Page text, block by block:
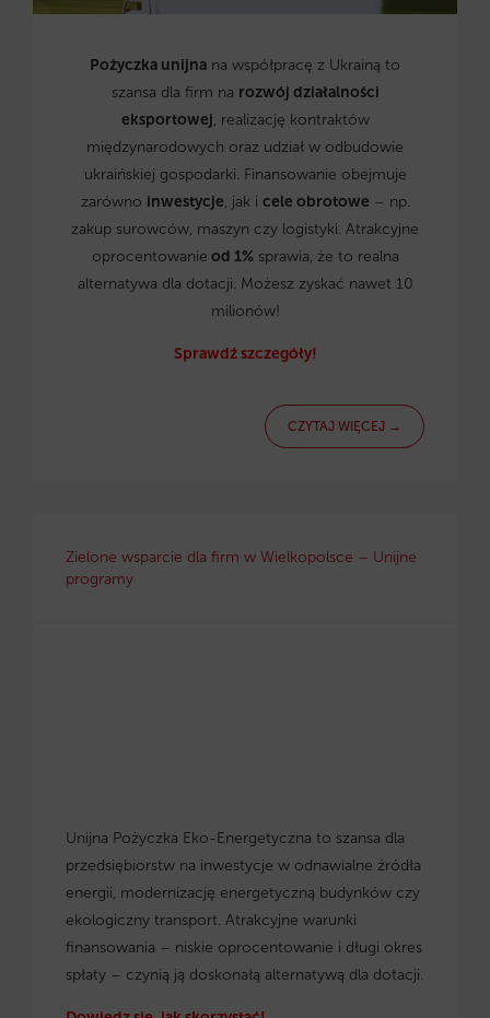
Pożyczka unijna na współpracę z Ukrainą to
szansa dla firm na rozwój działalności
eksportowej, realizację kontraktów
międzynarodowych oraz udział w odbudowie
ukraińskiej gospodarki. Finansowanie obejmuje
zarówno inwestycje, jak i cele obrotowe – np.
zakup surowców, maszyn czy logistyki. Atrakcyjne
oprocentowanie od 1%sprawia, że to realna
alternatywa dla dotacji. Możesz zyskać nawet 10
milionów!
Sprawdź szczegóły!
CZYTAJ WIĘCEJ →
Zielone wsparcie dla firm w Wielkopolsce – Unijne
programy
Unijna Pożyczka Eko-Energetyczna to szansa dla
przedsiębiorstw na inwestycje w odnawialne źródła
energii, modernizację energetyczną budynków czy
ekologiczny transport. Atrakcyjne warunki
finansowania – niskie oprocentowanie i długi okres
spłaty – czynią ją doskonałą alternatywą dla dotacji.